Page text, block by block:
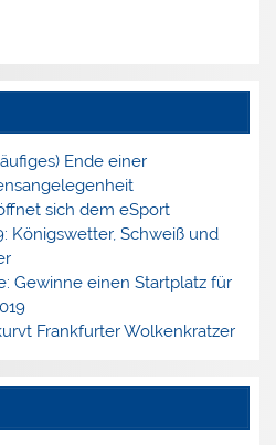
Ende einer
sich dem eSport
Königswetter, Schweiß und
Gewinne einen Startplatz für
Frankfurter Wolkenkratzer